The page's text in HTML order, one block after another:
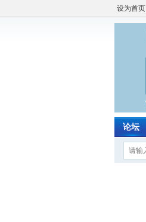
设为首页
论坛